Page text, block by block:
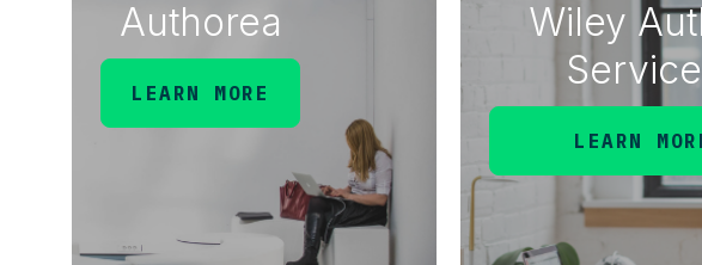
Authorea
LEARN MORE
Wiley
LEARN